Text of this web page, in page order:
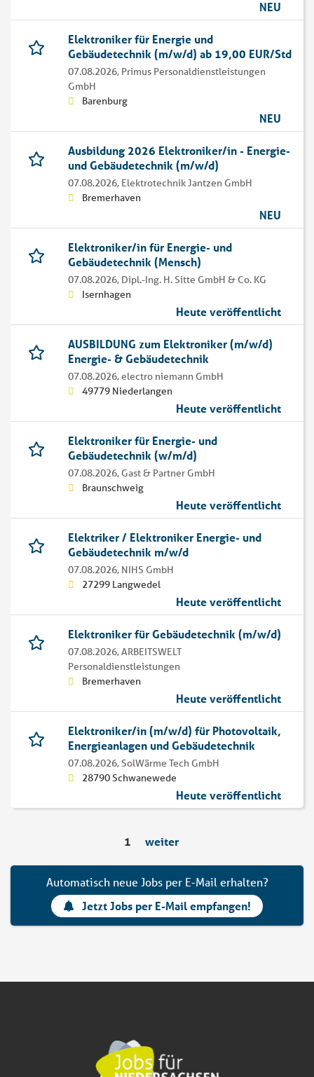
NEU
Elektroniker für Energie und
Gebäudetechnik (m/w/d) ab 19,00 EUR/Std
07.08.2026, Primus Personaldienstleistungen
GmbH
Barenburg
NEU
Ausbildung 2026 Elektroniker/in - Energie-
und Gebäudetechnik (m/w/d)
07.08.2026, Elektrotechnik Jantzen GmbH
Bremerhaven
NEU
Elektroniker/in für Energie- und
Gebäudetechnik (Mensch)
07.08.2026, Dipl.-Ing. H. Sitte GmbH & Co. KG
Isernhagen
Heute veröffentlicht
AUSBILDUNG zum Elektroniker (m/w/d)
Energie- & Gebäudetechnik
07.08.2026,electro niemann GmbH
49779 Niederlangen
Heute veröffentlicht
Elektroniker für Energie- und
Gebäudetechnik (w/m/d)
07.08.2026, Gast & Partner GmbH
Braunschweig
Heute veröffentlicht
Elektriker / Elektroniker Energie- und
Gebäudetechnik m/w/d
07.08.2026, NIHS GmbH
27299 Langwedel
Heute veröffentlicht
Elektroniker für Gebäudetechnik (m/w/d)
07.08.2026,ARBEITSWELT
Personaldienstleistungen
Bremerhaven
Heute veröffentlicht
Elektroniker/in (m/w/d) für Photovoltaik,
Energieanlagen und Gebäudetechnik
07.08.2026,SolWärme Tech GmbH
28790 Schwanewede
Heute veröffentlicht
1 weiter
Automatisch neue Jobs per E-Mail erhalten?
Jetzt Jobs per E-Mail empfangen!